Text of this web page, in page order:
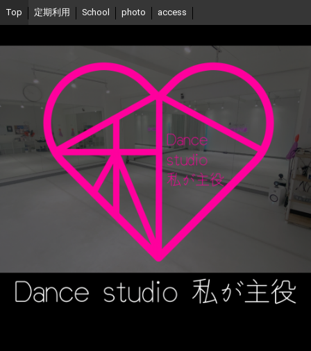
Top 定期利用 School photo access